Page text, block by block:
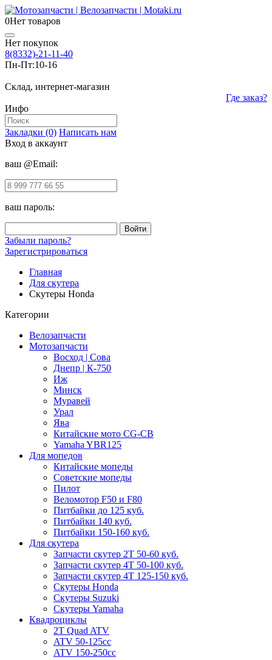
0Нет товаров
Нет покупок
8(8332)-21-11-40
Пн-Пт:10-16
Склад, интернет-магазин
Где заказ?
Инфо
Закладки (0) Написать нам
Вход в аккаунт
ваш @Email:
ваш пароль:
Забыли пароль?
Зарегистрироваться
Главная
Для скутера
Скутеры Honda
Категории
Велозапчасти
Мотозапчасти
Восход | Сова
Днепр | К-750
Иж
Минск
Муравей
Урал
Ява
Китайские мото CG-CB
Yamaha YBR125
Для мопедов
Китайские мопеды
Советские мопеды
Пилот
Веломотор F50 и F80
Питбайки до 125 куб.
Питбайки 140 куб.
Питбайки 150-160 куб.
Для скутера
Запчасти скутер 2Т 50-60 куб.
Запчасти скутер 4Т 50-100 куб.
Запчасти скутер 4Т 125-150 куб.
Скутеры Honda
Скутеры Suzuki
Скутеры Yamaha
Квадроциклы
2T Quad ATV
ATV 50-125cc
ATV 150-250cc